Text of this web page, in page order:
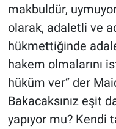
makbuldür,
olarak, adaletli ve
hükmettiğinde
hakem olmalarını
hüküm ver” der
Bakacaksınız eşit
yapıyor mu? Kendi